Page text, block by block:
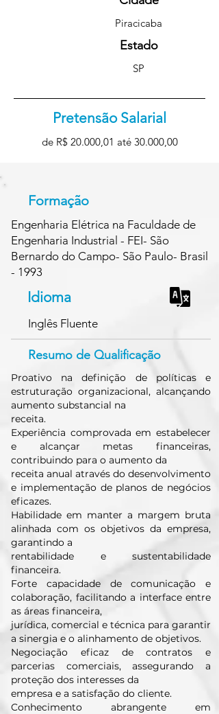
Piracicaba
Estado
SP
Pretensão Salarial
de R$ 20.000,01 até 30.000,00
Formação
Engenharia Elétrica na Faculdade de
Engenharia Industrial - FEI- São
Bernardo do Campo- São Paulo- Brasil
- 1993
Idioma
Inglês Fluente
Resumo de Qualificação
Proativo na definição de políticas e
estruturação organizacional, alcançando
aumento substancial na
receita.
Experiência comprovada em estabelecer
e alcançar metas financeiras,
contribuindo para o aumento da
receita anual através do desenvolvimento
e implementação de planos de negócios
eficazes.
Habilidade em manter a margem bruta
alinhada com os objetivos da empresa,
garantindo a
rentabilidade e sustentabilidade
financeira.
Forte capacidade de comunicação e
colaboração, facilitando a interface entre
as áreas financeira,
jurídica, comercial e técnica para garantir
a sinergia e o alinhamento de objetivos.
Negociação eficaz de contratos e
parcerias comerciais, assegurando a
proteção dos interesses da
empresa e a satisfação do cliente.
Conhecimento abrangente em